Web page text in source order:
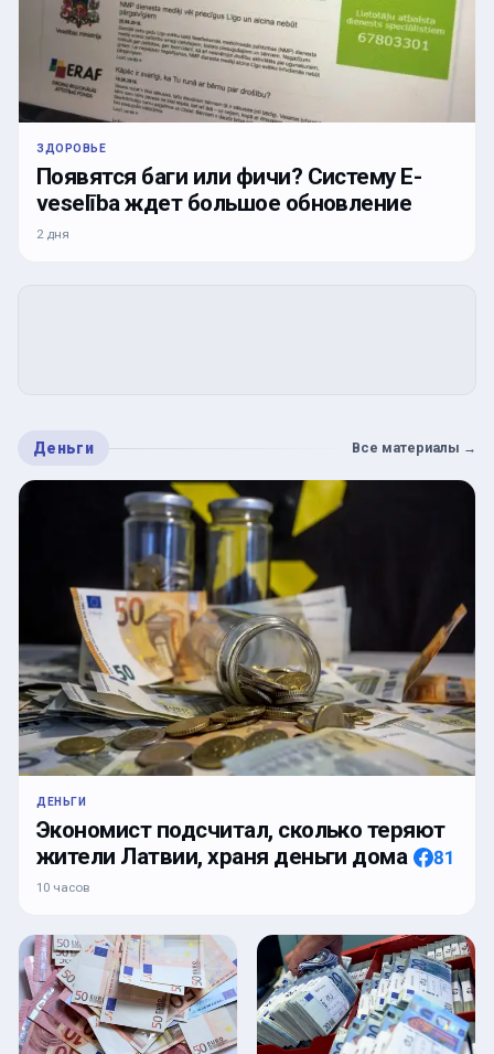
ЗДОРОВЬЕ
Появятся баги или фичи? Систему E-
veselība ждет большое обновление
2 дня
Деньги Все материалы →
ДЕНЬГИ
Экономист подсчитал, сколько теряют
жители Латвии, храня деньги дома
81
10 часов